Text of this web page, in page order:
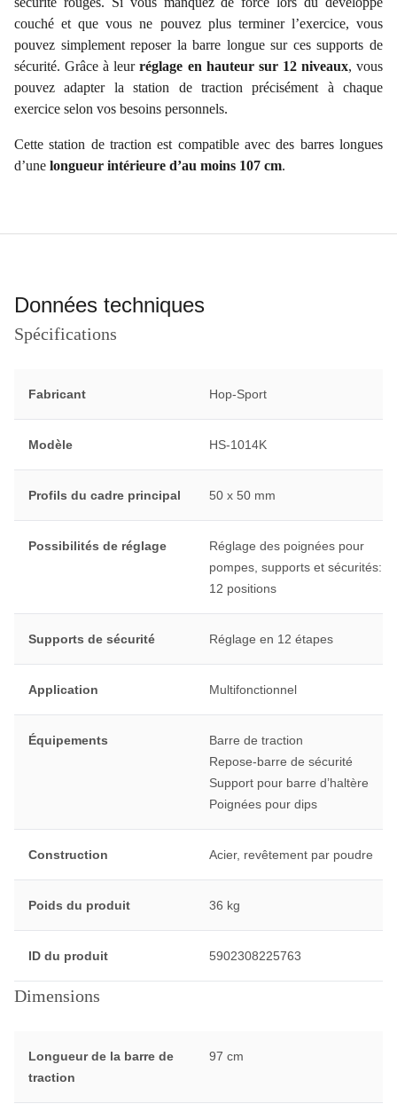
couché et que vous ne pouvez plus terminer l’exercice, vous
pouvez simplement reposer la barre longue sur ces supports de
sécurité. Grâce à leurréglage en hauteur sur 12 niveaux, vous
pouvez adapter la station de traction précisément à chaque
exercice selon vos besoins personnels.
Cette station de traction est compatible avec des barres longues
d’une longueur intérieure d’au moins 107 cm.
Données techniques
Spécifications
Fabricant Hop-Sport
Modèle HS-1014K
Profils du cadre principal 50 x 50 mm
Possibilités de réglage
Réglage des poignées pour
pompes, supports et sécurités:
12 positions
Supports de sécurité Réglage en 12 étapes
Application Multifonctionnel
Équipements
Barre de traction
Repose-barre de sécurité
Support pour barre d’haltère
Poignées pour dips
Construction Acier, revêtement par poudre
Poids du produit 36 kg
ID du produit 5902308225763
Dimensions
Longueur de la barre de
traction
97 cm